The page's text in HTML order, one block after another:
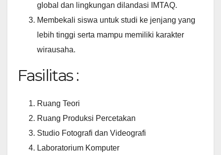
global dan lingkungan dilandasi IMTAQ.
Membekali siswa untuk studi ke jenjang yang
lebih tinggi serta mampu memiliki karakter
wirausaha.
Fasilitas :
Ruang Teori
Ruang Produksi Percetakan
Studio Fotografi dan Videografi
Laboratorium Komputer